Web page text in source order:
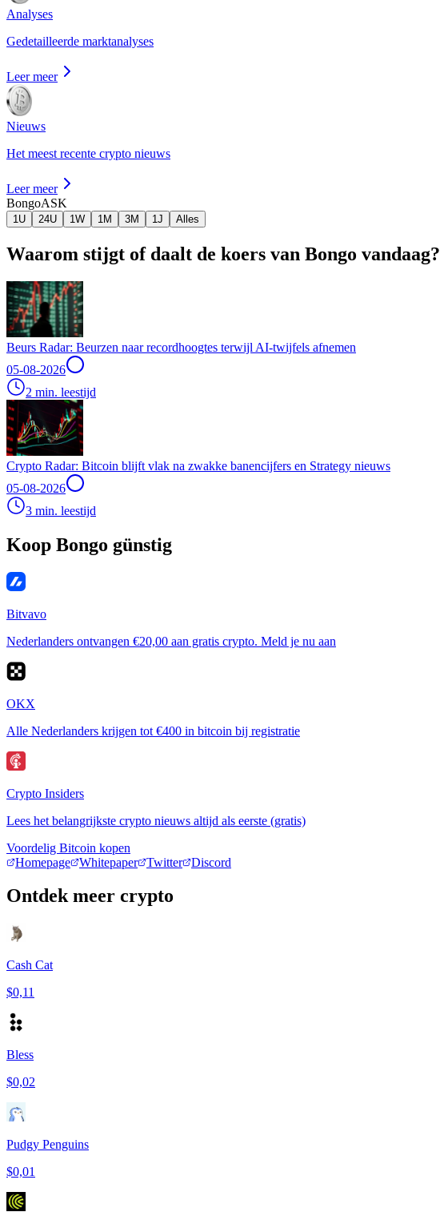
Analyses
Gedetailleerde marktanalyses
Leer meer
Nieuws
Het meest recente crypto nieuws
Leer meer
BongoASK
1U 24U 1W 1M 3M 1J Alles
Waarom stijgt of daalt de koers van Bongo vandaag?
Beurs Radar: Beurzen naar recordhoogtes terwijl AI-twijfels afnemen
05-08-2026
2 min. leestijd
Crypto Radar: Bitcoin blijft vlak na zwakke banencijfers en Strategy nieuws
05-08-2026
3 min. leestijd
Koop Bongo günstig
Bitvavo
Nederlanders ontvangen €20,00 aan gratis crypto. Meld je nu aan
OKX
Alle Nederlanders krijgen tot €400 in bitcoin bij registratie
Crypto Insiders
Lees het belangrijkste crypto nieuws altijd als eerste (gratis)
Voordelig Bitcoin kopen
Homepage
Whitepaper Twitter Discord
Ontdek meer crypto
Cash Cat
$0,11
Bless
$0,02
Pudgy Penguins
$0,01